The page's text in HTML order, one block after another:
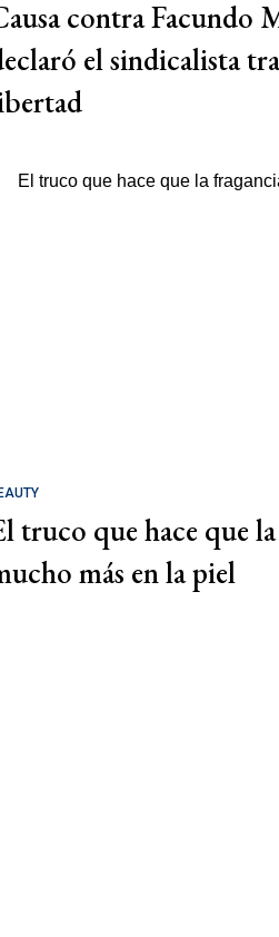
contra Facundo
el sindicalista
truco que hace que
más en la piel